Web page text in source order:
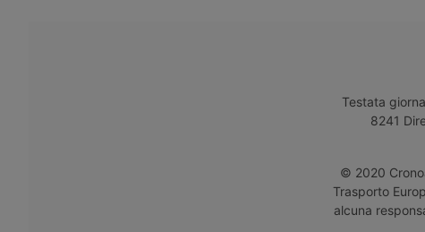
Testata
8241
© 2020
Trasporto
alcuna